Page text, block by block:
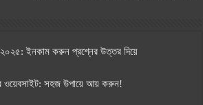
ইনকাম করুন প্রশ্নের উত্তর দিয়ে
ওয়েবসাইট: সহজ উপায়ে আয় করুন!